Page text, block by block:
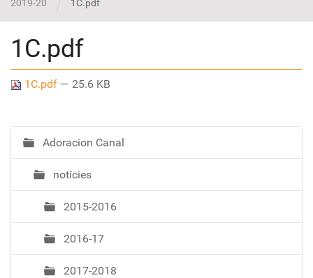
2019-20
1C.pdf
1C.pdf
1C.pdf — 25.6 KB
N
a
e
a
Adoracion Canal
notícies
2015-2016
2016-17
2017-2018